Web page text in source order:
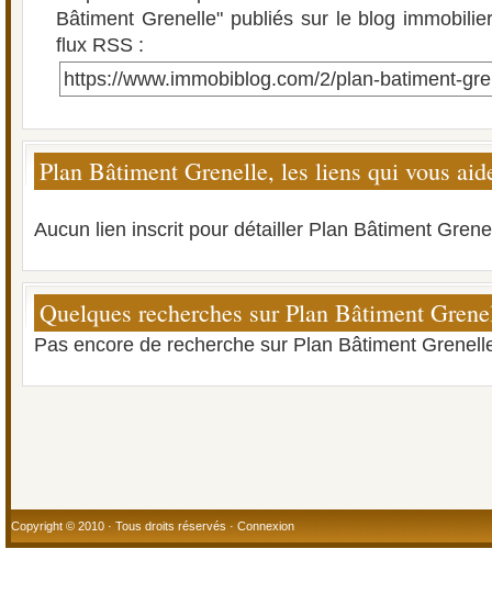
Bâtiment Grenelle" publiés sur le blog
flux RSS :
https://www.immobiblog.com/2/plan-batiment-
Plan Bâtiment Grenelle, les liens qui vous
Aucun lien inscrit pour détailler Plan Bâtiment
Quelques recherches sur Plan Bâtiment
Pas encore de recherche sur Plan Bâtiment
Copyright © 2010 · Tous droits réservés · Connexion